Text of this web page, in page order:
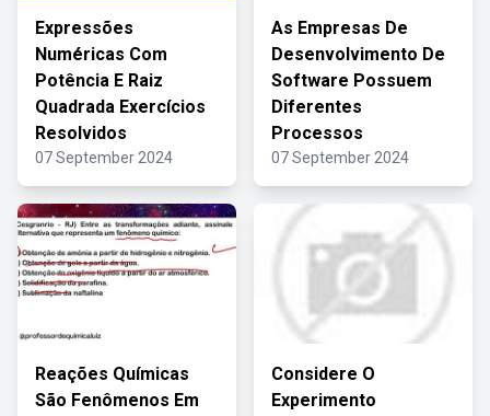
Expressões
Numéricas Com
Potência E Raiz
Quadrada Exercícios
Resolvidos
07 September 2024
As Empresas De
Desenvolvimento De
Software Possuem
Diferentes
Processos
07 September 2024
Reações Químicas
São Fenômenos Em
Considere O
Experimento